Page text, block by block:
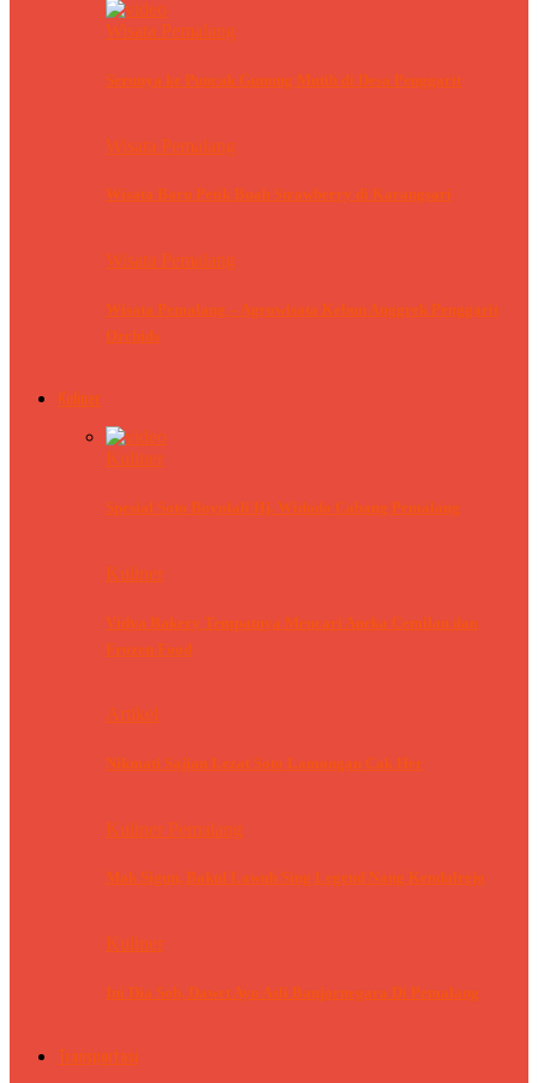
Wisata Pemalang
Serunya ke Puncak Gunung Mutih di Desa Penggarit
Wisata Pemalang
Wisata Baru Petik Buah Strawberry di Karangsari
Wisata Pemalang
Wisata Pemalang – Agrowisata Kebun Anggrek Penggarit
Orchids
Kuliner
Kuliner
Spesial Soto Boyolali Hj. Widodo Cabang Pemalang
Kuliner
Vidya Bakery Tempatnya Mencari Aneka Cemilan dan
Frozen Food
Artikel
Nikmati Sajian Lezat Soto Lamongan Cak Her
Kuliner Pemalang
Mak Sigun, Bakul Lawuh Sing Legend Nang Kendalrejo
Kuliner
Ini Dia Sob, Dawet Ayu Asli Banjarnegara Di Pemalang
Transportasi